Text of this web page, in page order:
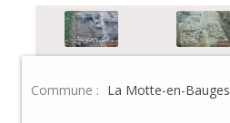
Commune : La Motte-en-Bauges